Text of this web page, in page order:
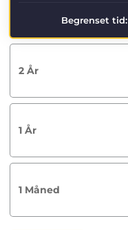
Begrenset tid:
2 År
1 År
1 Måned